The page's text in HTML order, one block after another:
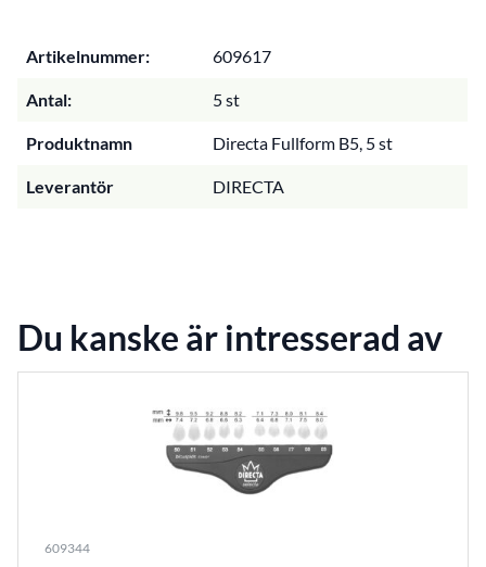
Artikelnummer: 609617
Antal: 5 st
Produktnamn Directa Fullform B5, 5 st
Leverantör DIRECTA
Du kanske är intresserad av
609344